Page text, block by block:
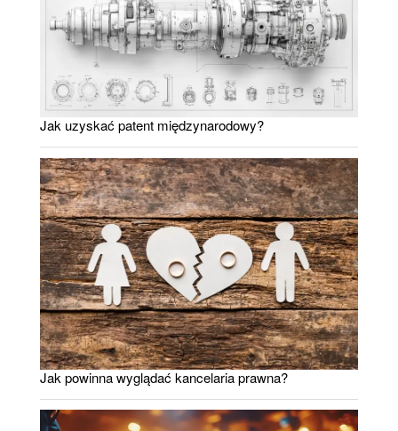
Jak uzyskać patent międzynarodowy?
Jak powinna wyglądać kancelaria prawna?